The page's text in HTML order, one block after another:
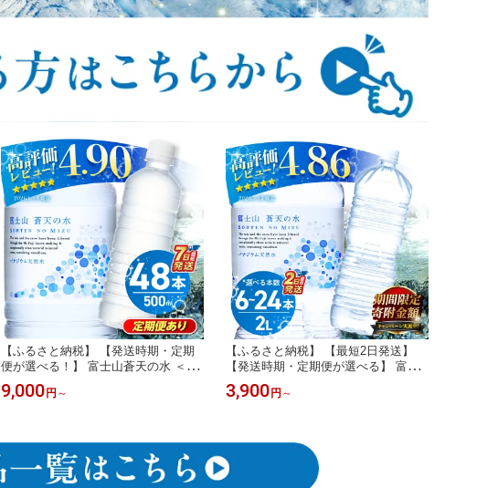
【ふるさと納税】 【発送時期・定期
便が選べる！】 富士山蒼天の水 ＜ラ
ベルレス＞ 500ml 48本 (2ケース) 国
産 天然水 ミネラルウォーター 水 シ
0円以下 軟水 長期保存 熱中症対策 ※
沖縄県離島不可
9,000円 ～
【ふるさと納税】 【最短2日発送】
【発送時期・定期便が選べる】 富士
山蒼天の水 ラベルレス 2L 6本 12本 2
4本 (1ケース～4ケース) 2000ml 天然
トボトル 大容量 熱中症対策 ※離島不
可
3,900円 ～